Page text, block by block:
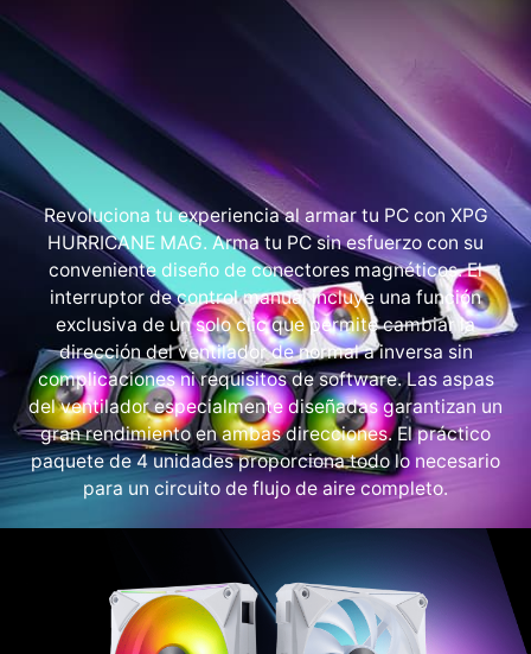
Revoluciona tu experiencia al armar tu PC con XPG
HURRICANE MAG. Arma tu PC sin esfuerzo con su
conveniente diseño de conectores magnéticos. El
interruptor de control manual incluye una función
exclusiva de un solo clic que permite cambiar la
dirección del ventilador de normal a inversa sin
complicaciones ni requisitos de software. Las aspas
del ventilador especialmente diseñadas garantizan un
gran rendimiento en ambas direcciones. El práctico
paquete de 4 unidades proporciona todo lo necesario
para un circuito de flujo de aire completo.